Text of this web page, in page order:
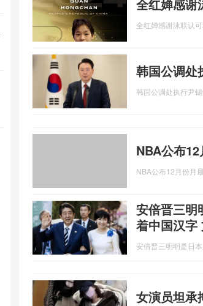
全红婵感谢
全红婵感谢泳联认可
韩国公调处
韩国公调处执行尹
NBA公布
NBA公布12月份月
安倍晋三明
着中国汉字
安倍晋三明明是日
女演员坦承